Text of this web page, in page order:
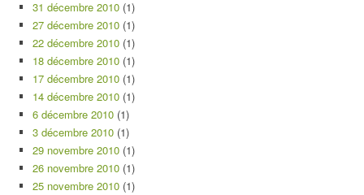
31 décembre 2010 (1)
27 décembre 2010 (1)
22 décembre 2010 (1)
18 décembre 2010 (1)
17 décembre 2010 (1)
14 décembre 2010 (1)
6 décembre 2010 (1)
3 décembre 2010 (1)
29 novembre 2010 (1)
26 novembre 2010 (1)
25 novembre 2010 (1)